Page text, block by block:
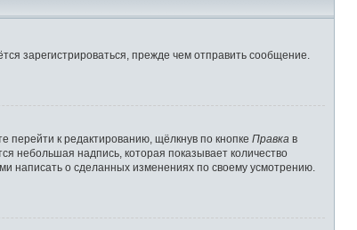
зарегистрироваться, прежде чем отправить сообщение.
к редактированию, щёлкнув по кнопке Правка в
небольшая надпись, которая показывает количество
написать о сделанных изменениях по своему усмотрению.